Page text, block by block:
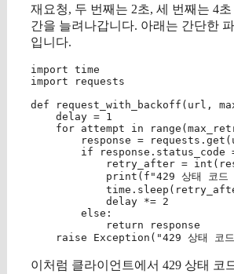
재요청, 두 번째는 2초, 세 번째는 4초
간을 늘려나갑니다. 아래는 간단한
입니다.
import time
import requests
def request_with_backoff(url,
    delay = 1
for attempt in
response =
if response.status_code
retry_after =
print(f"429 상태 코드
            delay *= 2
        else:
            return response
이처럼 클라이언트에서 429 상태 코